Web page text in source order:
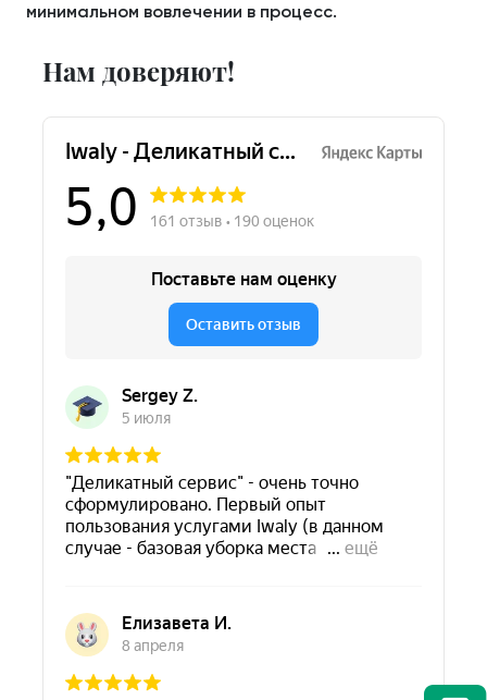
минимальном вовлечении в процесс.
Нам доверяют!